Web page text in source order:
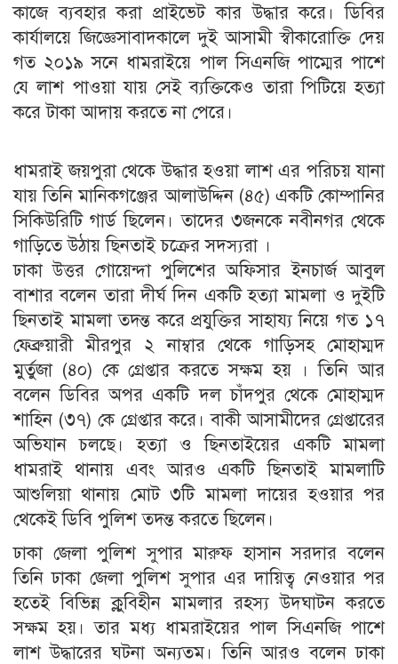
কাজে ব্যবহার করা প্রাইভেট কার উদ্ধার করে। ডিবির
কার্যালয়ে জিজ্ঞেসাবাদকালে দুই আসামী স্বীকারোক্তি দেয়
গত ২০১৯ সনে ধামরাইয়ে পাল সিএনজি পাম্মের পাশে
যে লাশ পাওয়া যায় সেই ব্যক্তিকেও তারা পিটিয়ে হত্যা
করে টাকা আদায় করতে না পেরে।
ধামরাই জয়পুরা থেকে উদ্ধার হওয়া লাশ এর পরিচয় যানা
যায় তিনি মানিকগঞ্জের আলাউদ্দিন (৪৫) একটি কোম্পানির
সিকিউরিটি গার্ড ছিলেন। তাদের ৩জনকে নবীনগর থেকে
গাড়িতে উঠায় ছিনতাই চক্রের সদস্যরা ।
ঢাকা উত্তর গোয়েন্দা পুলিশের অফিসার ইনচার্জ আবুল
বাশার বলেন তারা দীর্ঘ দিন একটি হত্যা মামলা ও দুইটি
ছিনতাই মামলা তদন্ত করে প্রযুক্তির সাহায্য নিয়ে গত ১৭
ফেব্রুয়ারী মীরপুর ২ নাম্বার থেকে গাড়িসহ মোহাম্মদ
মুর্তুজা (৪০) কে গ্রেপ্তার করতে সক্ষম হয় । তিনি আর
বলেন ডিবির অপর একটি দল চাঁদপুর থেকে মোহাম্মদ
শাহিন (৩৭) কে গ্রেপ্তার করে। বাকী আসামীদের গ্রেপ্তারের
অভিযান চলছে। হত্যা ও ছিনতাইয়ের একটি মামলা
ধামরাই থানায় এবং আরও একটি ছিনতাই মামলাটি
আশুলিয়া থানায় মোট ৩টি মামলা দায়ের হওয়ার পর
থেকেই ডিবি পুলিশ তদন্ত করতে ছিলেন।
ঢাকা জেলা পুলিশ সুপার মারুফ হাসান সরদার বলেন
তিনি ঢাকা জেলা পুলিশ সুপার এর দায়িত্ব নেওয়ার পর
হতেই বিভিন্ন ক্লুবিহীন মামলার রহস্য উদঘাটন করতে
সক্ষম হয়। তার মধ্য ধামরাইয়ের পাল সিএনজি পাশে
লাশ উদ্ধারের ঘটনা অন্যতম। তিনি আরও বলেন ঢাকা